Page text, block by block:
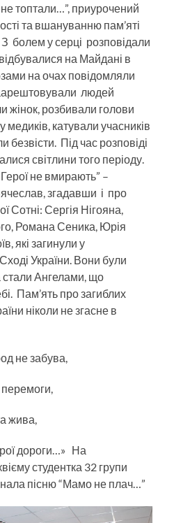
топтали…”, приурочений
та вшануванню пам’яті
З болем у серці розповідали
на Майдані в
на очах повідомляли
людей
жінок, розбивали голови
медиків, катували учасників
безвісти. Під час розповіді
світлини того періоду.
не вмирають” –
згадавши і про
Сотні: Сергія Нігояна,
Романа Сеника, Юрія
які загинули у
України. Вони були
Ангелами, що
Пам’ять про загиблих
ніколи не згасне в
не забува,
жива,
дороги…» На
студентка 32 групи
пісню “Мамо не плач…”